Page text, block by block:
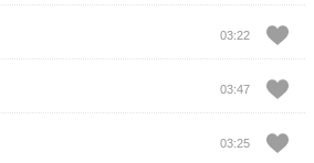
03:22
03:47
03:25